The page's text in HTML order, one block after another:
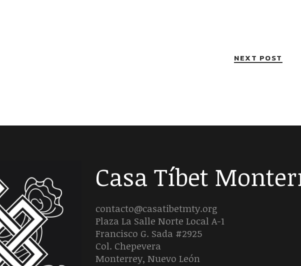
NEXT POST
Casa Tíbet
contacto@casatibetmty.org
Plaza La Salle Norte Local A-1
Francisco G. Sada #2925
Col. Chepevera
Monterrey, Nuevo León